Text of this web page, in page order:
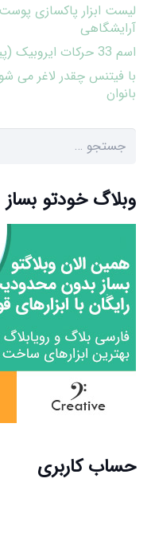
لیست ابزار پاکسازی
آرایشگاهی
اسم 33 حرکات ایروبیک (پیشرفته باشگاه) با فیلم و نکته
با فیتنس چقدر لاغر می
بانوان
جستجو
وبلاگ خودتو بساز
حساب کاربری